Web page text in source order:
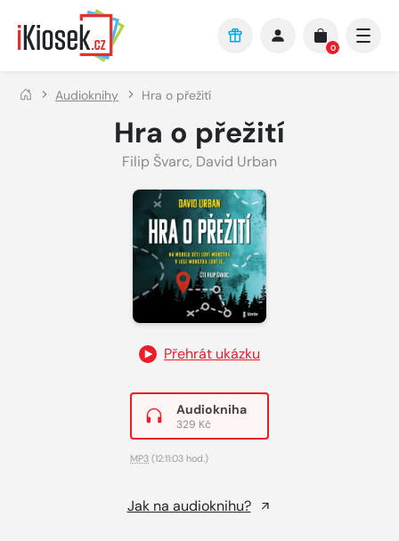
Přejít na hlavní obsah
0
Audioknihy Hra o přežití
Hra o přežití
Filip Švarc, David Urban
Přehrát ukázku
Audiokniha
329 Kč
MP3 (12:11:03 hod.)
Jak na audioknihu?